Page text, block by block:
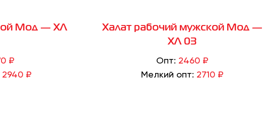
Мод — ХЛ
₽
2940 ₽
Халат рабочий мужской Мод —
ХЛ 03
Опт: 2460 ₽
Мелкий опт: 2710 ₽